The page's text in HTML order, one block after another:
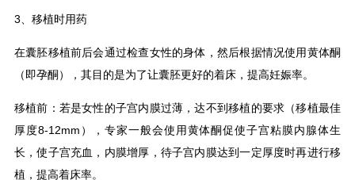
3、移植时用药
在囊胚移植前后会通过检查女性的身体，然后根据情况使用黄体酮
（即孕酮），其目的是为了让囊胚更好的着床，提高妊娠率。
移植前：若是女性的子宫内膜过薄，达不到移植的要求（移植最佳
厚度8-12mm），专家一般会使用黄体酮促使子宫粘膜内腺体生
长，使子宫充血，内膜增厚，待子宫内膜达到一定厚度时再进行移
植，提高着床率。